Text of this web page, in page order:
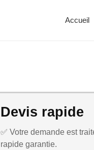
Accueil
Devis rapide
✅ Votre demande est
rapide garantie.